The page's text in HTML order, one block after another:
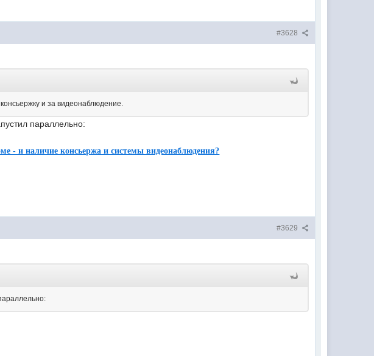
#3628
и за видеонаблюдение.
параллельно:
- и наличие консьержа и системы видеонаблюдения?
#3629